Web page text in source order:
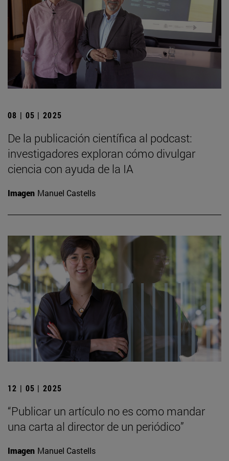
08 | 05 | 2025
De la publicación científica al podcast:
investigadores exploran cómo divulgar
ciencia con ayuda de la IA
Imagen Manuel Castells
12 | 05 | 2025
“Publicar un artículo no es como mandar
una carta al director de un periódico”
Imagen Manuel Castells